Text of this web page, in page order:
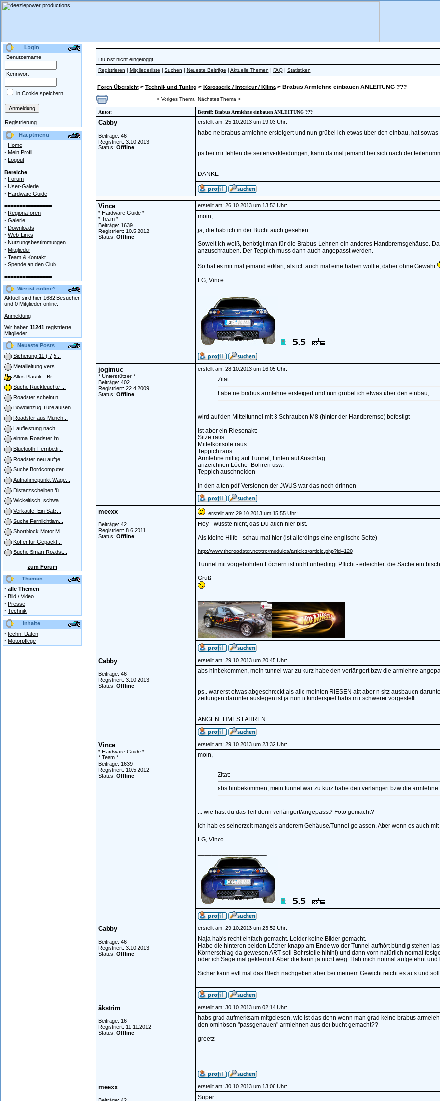
Login
Benutzername
Kennwort
in Cookie speichern
Registrierung
Hauptmenü
· Home
· Mein Profil
· Logout
Bereiche
· Forum
· User-Galerie
· Hardware Guide
================
· Regionalforen
· Galerie
· Downloads
· Web-Links
· Nutzungsbestimmungen
· Mitglieder
· Team & Kontakt
· Spende an den Club
================
Wer ist online?
Aktuell sind hier 1682 Besucher
und 0 Mitglieder online.
Anmeldung
Wir haben 11241 registrierte
Mitglieder.
Neueste Posts
Sicherung 11 ( 7,5...
Metallleitung vers...
Alles Plastik - Br...
Suche Rückleuchte ...
Roadster scheint n...
Bowdenzug Türe außen
Roadster aus Münch...
Laufleistung nach ...
einmal Roadster im...
Bluetooth-Fernbedi...
Roadster neu aufge...
Suche Bordcomputer...
Aufnahmepunkt Wage...
Distanzscheiben fü...
Wickeltisch, schwa...
Verkaufe: Ein Satz...
Suche Fernlichtlam...
Shortblock Motor M...
Koffer für Gepäckt...
Suche Smart Roadst...
zum Forum
Themen
· alle Themen
· Bild / Video
· Presse
· Technik
Inhalte
· techn. Daten
· Motorpflege
Du bist nicht eingeloggt!
Registrieren | Mitgliederliste | Suchen | Neueste Beiträge | Aktuelle Themen | FAQ| Statistiken
Foren Übersicht> Technik und Tuning > Karosserie / Interieur / Klima> Brabus Armlehne einbauen ANLEITUNG ???
< Voriges Thema Nächstes Thema >
Autor: Betreff: Brabus Armlehne einbauen ANLEITUNG ???
Cabby
Beiträge: 46
Registriert: 3.10.2013
Status: Offline
erstellt am: 25.10.2013 um 19:03 Uhr:
habe ne brabus armlehne ersteigert und nun grübel ich etwas über den einbau, hat
ps bei mir fehlen die seitenverkleidungen, kann da mal jemand bei sich nach der
DANKE
Vince
* Hardware Guide *
* Team *
Beiträge: 1639
Registriert: 10.5.2012
Status: Offline
erstellt am: 26.10.2013 um 13:53 Uhr:
moin,
ja, die hab ich in der Bucht auch gesehen.
Soweit ich weiß, benötigt man für die Brabus-Lehnen ein anderes Handbremsgehäuse.
anzuschrauben. Der Teppich muss dann auch angepasst werden.
So hat es mir mal jemand erklärt, als ich auch mal eine haben wollte, daher ohne Gewähr
LG, Vince
jogimuc
* Unterstützer *
Beiträge: 402
Registriert: 22.4.2009
Status: Offline
erstellt am: 28.10.2013 um 16:05 Uhr:
Zitat:
habe ne brabus armlehne ersteigert und nun grübel ich etwas über den einbau,
wird auf den Mitteltunnel mit 3 Schrauben M8 (hinter der Handbremse) befestigt
ist aber ein Riesenakt:
Sitze raus
Mittelkonsole raus
Teppich raus
Armlehne mittig auf Tunnel, hinten auf Anschlag
anzeichnen Löcher Bohren usw.
Teppich auschneiden
in den alten pdf-Versionen der JWUS war das noch drinnen
meexx
Beiträge: 42
Registriert: 8.6.2011
Status: Offline
erstellt am: 29.10.2013 um 15:55 Uhr:
Hey - wusste nicht, das Du auch hier bist.
Als kleine Hilfe - schau mal hier (ist allerdings eine englische Seite)
http://www.theroadster.net/trc/modules/articles/article.php?id=120
Tunnel mit vorgebohrten Löchern ist nicht unbedingt Pflicht - erleichtert die Sache ein
Gruß
Cabby
Beiträge: 46
Registriert: 3.10.2013
Status: Offline
erstellt am: 29.10.2013 um 20:45 Uhr:
abs hinbekommen, mein tunnel war zu kurz habe den verlängert bzw die armlehne
ps.. war erst etwas abgeschreckt als alle meinten RIESEN akt aber n sitz ausbauen
zeitungen darunter auslegen ist ja nun n kinderspiel habs mir schwerer vorgestellt....
ANGENEHMES FAHREN
Vince
* Hardware Guide *
* Team *
Beiträge: 1639
Registriert: 10.5.2012
Status: Offline
erstellt am: 29.10.2013 um 23:32 Uhr:
moin,
Zitat:
abs hinbekommen, mein tunnel war zu kurz habe den verlängert bzw die
... wie hast du das Teil denn verlängert/angepasst? Foto gemacht?
Ich hab es seinerzeit mangels anderem Gehäuse/Tunnel gelassen. Aber wenn es auch
LG, Vince
Cabby
Beiträge: 46
Registriert: 3.10.2013
Status: Offline
erstellt am: 29.10.2013 um 23:52 Uhr:
Naja hab's recht einfach gemacht. Leider keine Bilder gemacht.
Habe die hinteren beiden Löcher knapp am Ende wo der Tunnel aufhört bündig stehen
Körnerschlag da gewesen ART soll Bohrstelle hihihi) und dann vorn natürlich normal
oder ich Sage mal geklemmt. Aber die kann ja nicht weg. Hab mich normal aufgelehnt und
Sicher kann evtl mal das Blech nachgeben aber bei meinem Gewicht reicht es aus und
äkstrim
Beiträge: 16
Registriert: 11.11.2012
Status: Offline
erstellt am: 30.10.2013 um 02:14 Uhr:
habs grad aufmerksam mitgelesen, wie ist das denn wenn man grad keine brabus
den ominösen "passgenauen" armlehnen aus der bucht gemacht??
greetz
meexx erstellt am: 30.10.2013 um 13:06 Uhr:
Super